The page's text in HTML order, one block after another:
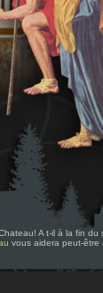
A t-il à la fin
vous aidera peut-être